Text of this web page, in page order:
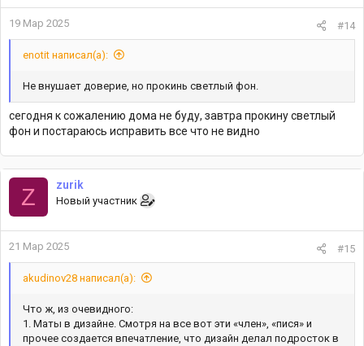
19 Мар 2025 #14
enotit написал(а):
Не внушает доверие, но прокинь светлый фон.
сегодня к сожалению дома не буду, завтра прокину светлый
фон и постараюсь исправить все что не видно
Z zurik
Новый участник
21 Мар 2025 #15
akudinov28 написал(а):
Что ж, из очевидного:
1. Маты в дизайне. Смотря на все вот эти «член», «пися» и
прочее создается впечатление, что дизайн делал подросток в